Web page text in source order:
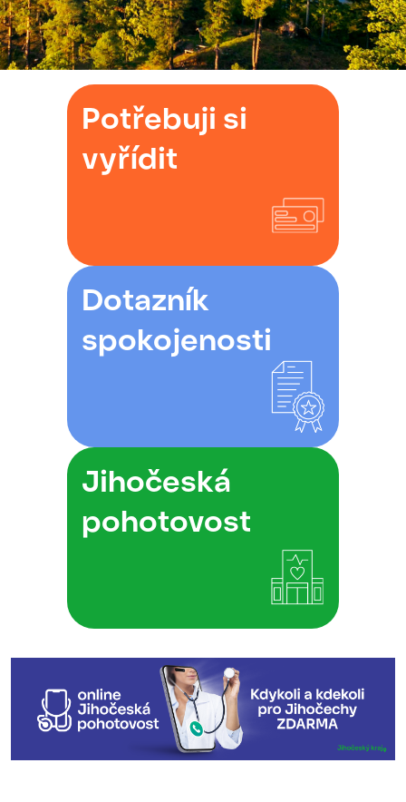
Potřebuji si
vyřídit
Dotazník
spokojenosti
Jihočeská
pohotovost